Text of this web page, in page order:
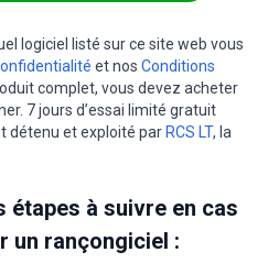
logiciel listé sur ce site web vous
et nos Conditions
complet, vous devez acheter
7 jours d’essai limité gratuit
détenu et exploité par RCS LT, la
étapes à suivre en cas
un rançongiciel :